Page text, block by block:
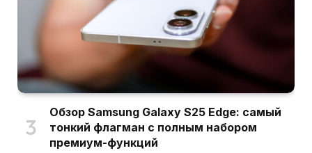
Обзор Samsung Galaxy S25 Edge: самый
тонкий флагман с полным набором
премиум-функций